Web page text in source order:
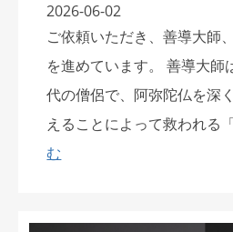
2026-06-02
ご依頼いただき、善導大師
を進めています。 善導大師
代の僧侶で、阿弥陀仏を深
えることによって救われる
む